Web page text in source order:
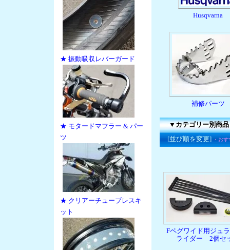
★ 振動吸収レバーガード
★ モタードマフラー & パー
ツ
★ クリアーチューブレスキ
ット
Husqvarna
補修パーツ
▼カテゴリー別商品
[並び順を変更]
・お
Fペグワイド用ジュ
ライダー 2個セ